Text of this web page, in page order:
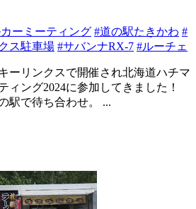
ーミーティング #道の駅たきかわ #
ス駐車場 #サバンナRX-7 #ルーチェ
ーリンクスで開催され北海道ハチマ
ィング2024に参加してきました！
駅で待ち合わせ。 ...